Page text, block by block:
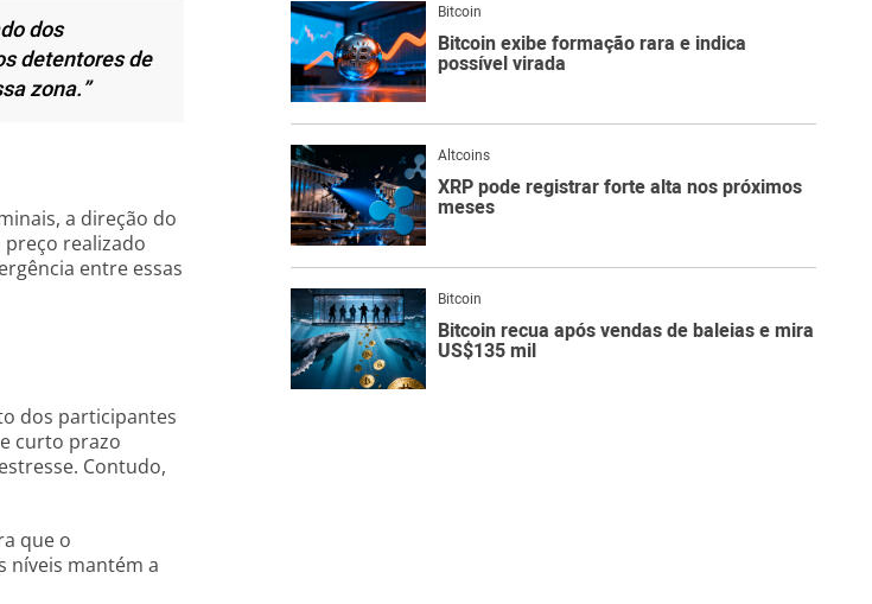
dos
detentores de
zona.”
a direção do
realizado
entre essas
dos participantes
curto prazo
Contudo,
que o
níveis mantém a
Bitcoin
Bitcoin exibe formação rara e indica
possível virada
Altcoins
XRP pode registrar forte alta nos próximos
meses
Bitcoin
Bitcoin recua após vendas de baleias e mira
US$135 mil